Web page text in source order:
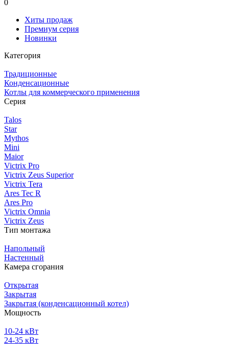
0
Хиты продаж
Премиум серия
Новинки
Категория
Традиционные
Конденсационные
Котлы для коммерческого применения
Серия
Talos
Star
Mythos
Mini
Maior
Victrix Pro
Victrix Zeus Superior
Victrix Tera
Ares Tec R
Ares Pro
Victrix Omnia
Victrix Zeus
Тип монтажа
Напольный
Настенный
Камера сгорания
Открытая
Закрытая
Закрытая (конденсационный котел)
Мощность
10-24 кВт
24-35 кВт